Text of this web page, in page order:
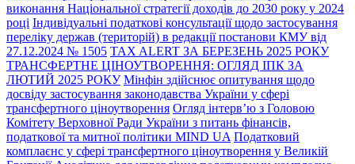
виконання Національної стратегії доходів до 2030 року у 2024
році Індивідуальні податкові консультації щодо застосування
переліку держав (територій) в редакції постанови КМУ від
27.12.2024 № 1505 TAX ALERT ЗА БЕРЕЗЕНЬ 2025 РОКУ
ТРАНСФЕРТНЕ ЦІНОУТВОРЕННЯ: ОГЛЯД ІПК ЗА
ЛЮТИЙ 2025 РОКУ Мінфін здійснює опитування щодо
досвіду застосування законодавства України у сфері
трансфертного ціноутворення Огляд інтерв’ю з Головою
Комітету Верховної Ради України з питань фінансів,
податкової та митної політики MIND UA Податковий
комплаєнс у сфері трансфертного ціноутворення у Великій